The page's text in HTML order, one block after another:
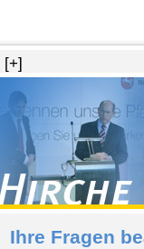
[+]
Ihre Fragen